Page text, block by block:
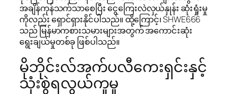
အချိန်ကုန်သက်သာစေပြီး ငွေကြေးလဲလှယ်နှုန်း ဆုံးရှုံးမှု
ကိုလည်း ရှောင်ရှားနိုင်ပါသည်။ ထို့ကြောင့်၊ SHWE666
သည် မြန်မာကစားသမားများအတွက် အကောင်းဆုံး
ရွေးချယ်မှုတစ်ခု ဖြစ်ပါသည်။
မိုဘိုင်းလ်အက်ပလီကေးရှင်းနှင့်
သုံးစွဲရလွယ်ကူမှု